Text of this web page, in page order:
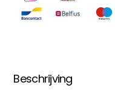
Beschrijving